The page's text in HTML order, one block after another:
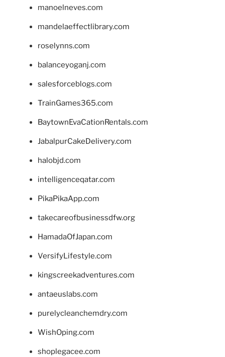
manoelneves.com
mandelaeffectlibrary.com
roselynns.com
balanceyoganj.com
salesforceblogs.com
TrainGames365.com
BaytownEvaCationRentals.com
JabalpurCakeDelivery.com
halobjd.com
intelligenceqatar.com
PikaPikaApp.com
takecareofbusinessdfw.org
HamadaOfJapan.com
VersifyLifestyle.com
kingscreekadventures.com
antaeuslabs.com
purelycleanchemdry.com
WishOping.com
shoplegacee.com